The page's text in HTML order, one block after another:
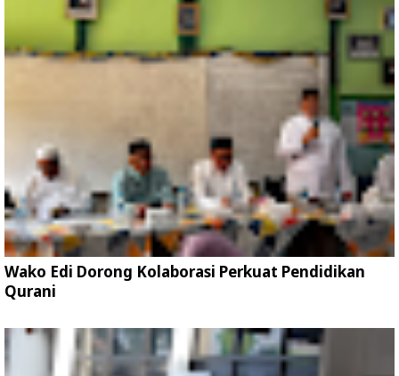
Wako Edi Dorong Kolaborasi Perkuat Pendidikan
Qurani